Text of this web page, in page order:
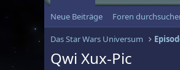
Neue Beiträge Foren
Das Star Wars Universum
Qwi Xux-Pic